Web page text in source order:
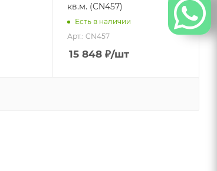
кв.м. (CN457)
Есть в наличии
Арт.: CN457
15 848₽/шт